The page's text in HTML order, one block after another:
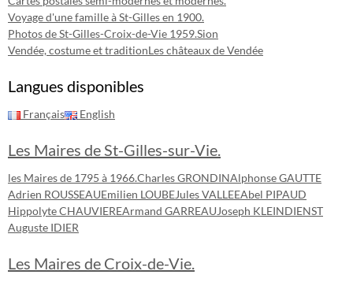
Voyage d'une famille à St-Gilles en 1900.
Photos de St-Gilles-Croix-de-Vie 1959.Sion
Vendée, costume et traditionLes châteaux de Vendée
Langues disponibles
Français English
Les Maires de St-Gilles-sur-Vie.
les Maires de 1795 à 1966.Charles GRONDINAlphonse GAUTTE
Adrien ROUSSEAUEmilien LOUBEJules VALLEEAbel PIPAUD
Hippolyte CHAUVIEREArmand GARREAUJoseph KLEINDIENST
Auguste IDIER
Les Maires de Croix-de-Vie.